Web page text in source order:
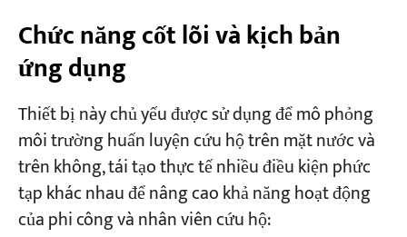
Chức năng cốt lõi và kịch bản
ứng dụng
Thiết bị này chủ yếu được sử dụng để mô phỏng
môi trường huấn luyện cứu hộ trên mặt nước và
trên không, tái tạo thực tế nhiều điều kiện phức
tạp khác nhau để nâng cao khả năng hoạt động
của phi công và nhân viên cứu hộ: